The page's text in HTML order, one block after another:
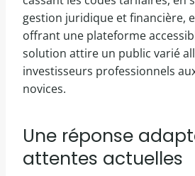
gestion juridique et financière,
offrant une plateforme
solution attire un public varié
investisseurs professionnels
novices.
Une réponse
attentes actuelles